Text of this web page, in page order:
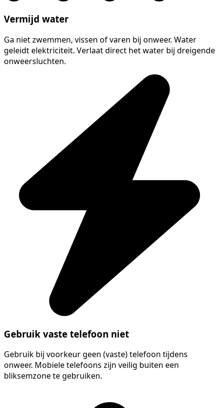
Vermijd water
Ga niet zwemmen, vissen of varen bij onweer. Water
geleidt elektriciteit. Verlaat direct het water bij dreigende
onweersluchten.
Gebruik vaste telefoon niet
Gebruik bij voorkeur geen (vaste) telefoon tijdens
onweer. Mobiele telefoons zijn veilig buiten een
bliksemzone te gebruiken.